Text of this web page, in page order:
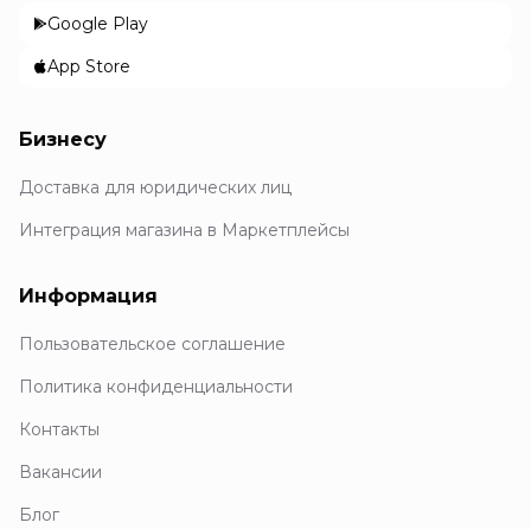
Google Play
App Store
Бизнесу
Доставка для юридических лиц
Интеграция магазина в Маркетплейсы
Информация
Пользовательское соглашение
Политика конфиденциальности
Контакты
Вакансии
Блог